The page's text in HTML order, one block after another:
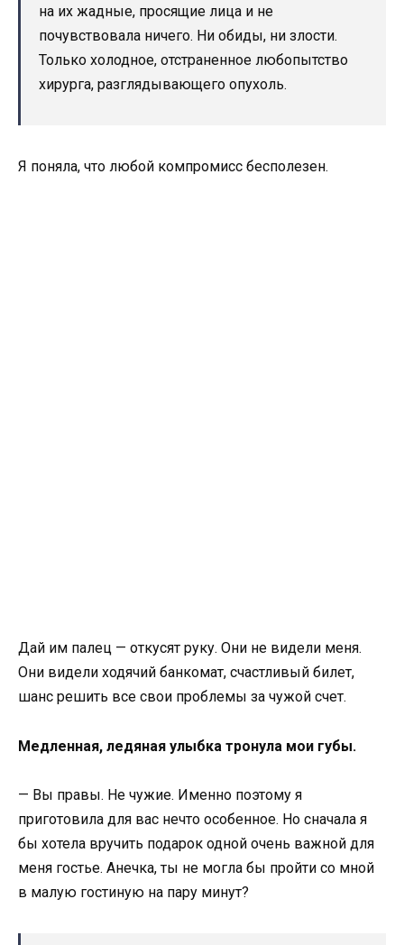
на их жадные, просящие лица и не
почувствовала ничего. Ни обиды, ни злости.
Только холодное, отстраненное любопытство
хирурга, разглядывающего опухоль.
Я поняла, что любой компромисс бесполезен.
Дай им палец — откусят руку. Они не видели меня.
Они видели ходячий банкомат, счастливый билет,
шанс решить все свои проблемы за чужой счет.
Медленная, ледяная улыбка тронула мои губы.
— Вы правы. Не чужие. Именно поэтому я
приготовила для вас нечто особенное. Но сначала я
бы хотела вручить подарок одной очень важной для
меня гостье. Анечка, ты не могла бы пройти со мной
в малую гостиную на пару минут?